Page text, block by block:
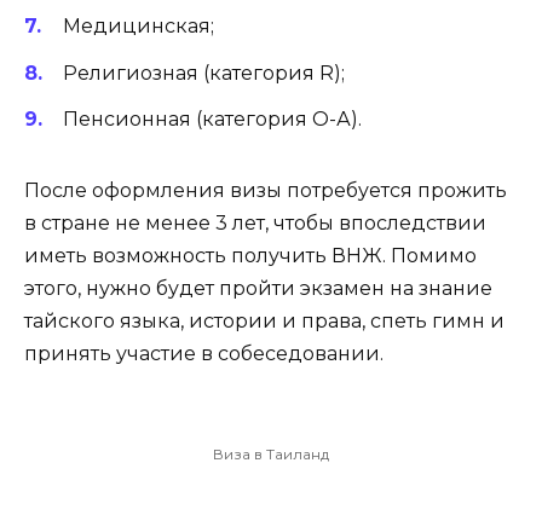
Медицинская;
Религиозная (категория R);
Пенсионная (категория О-А).
После оформления визы потребуется прожить
в стране не менее 3 лет, чтобы впоследствии
иметь возможность получить ВНЖ. Помимо
этого, нужно будет пройти экзамен на знание
тайского языка, истории и права, спеть гимн и
принять участие в собеседовании.
Виза в Таиланд